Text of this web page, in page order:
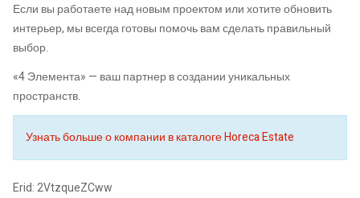
Если вы работаете над новым проектом или хотите обновить
интерьер, мы всегда готовы помочь вам сделать правильный
выбор.
«4 Элемента» — ваш партнер в создании уникальных
пространств.
Узнать больше о компании в каталоге Horeca Estate
Erid: 2VtzqueZCww